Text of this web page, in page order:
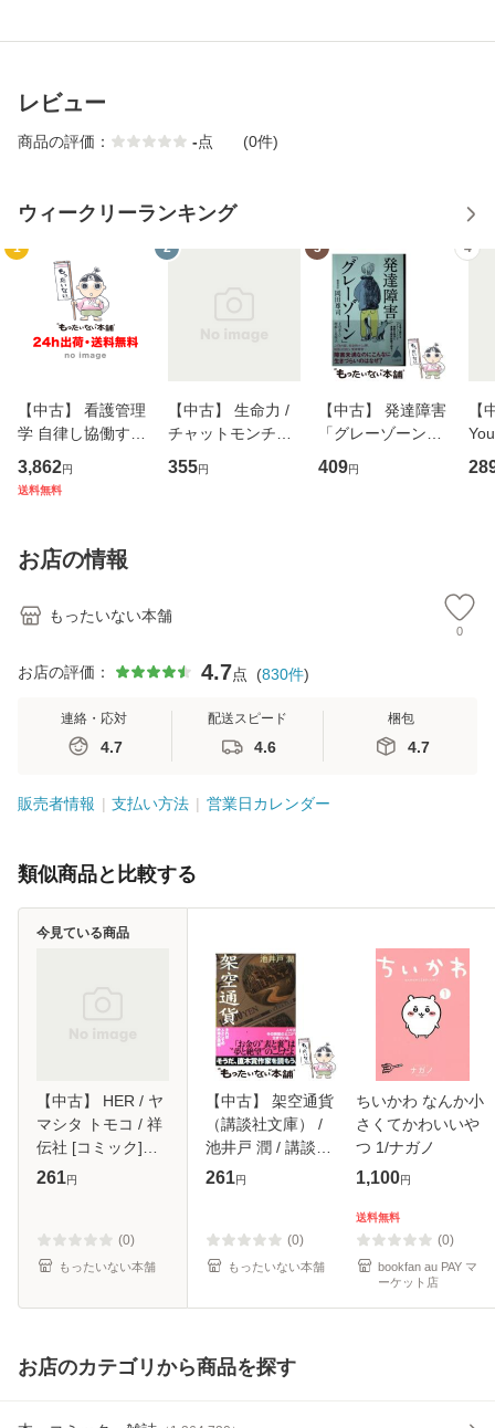
レビュー
商品の評価： -点 (0件)
ウィークリーランキング
1
【中古】 看護管理
学 自律し協働する
専門職の看護マネ
ジメントスキル 改
恵 藤本幸三 / 南江
堂 [単行
3,862円
送料無料
2
【中古】 生命力 /
チャットモンチー /
キューンレコード
[CD]【メール便送
355円
3
【中古】 発達障害
「グレーゾーン」
その正しい理解と
克服法 (SB新書 57
409円
4
【
のが
お店の情報
もったいない本舗
0
お店の評価： 4.7点 (830件)
連絡・応対
4.7
配送スピード
4.6
梱包
4.7
販売者情報 支払い方法 営業日カレンダー
類似商品と比較する
【中古】 HER / ヤ
マシタ トモコ / 祥
伝社 [コミック]
【メール便送料無
261円
(0)
もったいない本舗
今見ている商品
【中古】 架空通貨
（講談社文庫） /
池井戸 潤 / 講談社
[文庫]【メール便送
261円
(0)
もったいない本舗
ちいかわ なんか小
さくてかわいいや
つ 1/ナガノ
1,100円
送料無料
(0)
bookfan au PAY マ
ーケット店
お店のカテゴリから商品を探す